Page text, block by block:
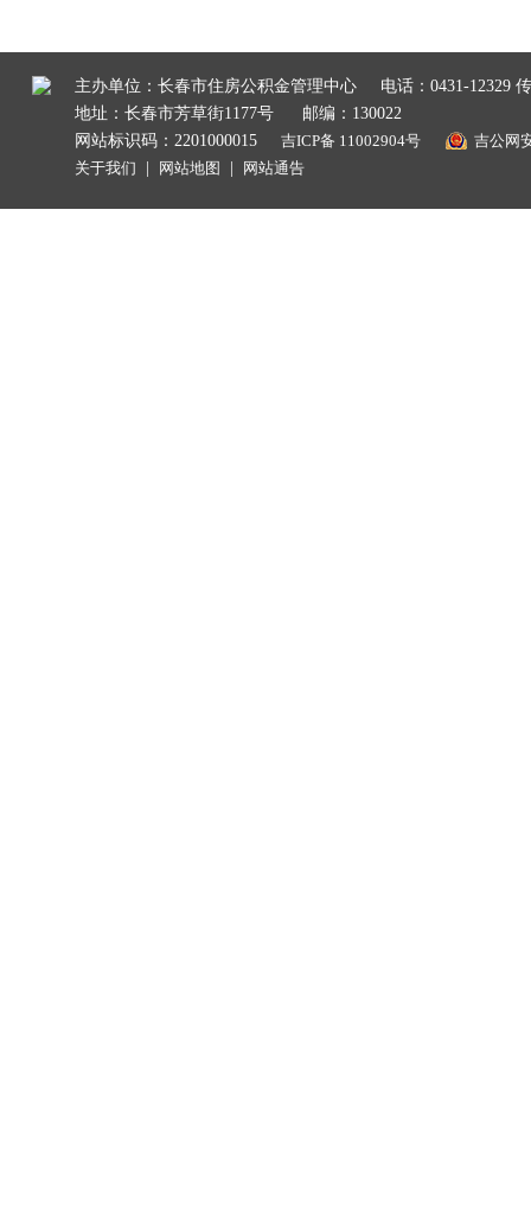
主办单位：长春市住房公积金管理中心
电话：0431-12329
地址：长春市芳草街1177号
邮编：130022
网站标识码：2201000015
吉ICP备 11002904号
吉公网
关于我们
网站地图 网站通告